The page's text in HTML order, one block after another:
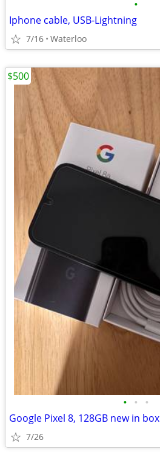
•
Iphone cable, USB-Lightning
7/16 Waterloo
• • •
Google Pixel 8, 128GB new in box
7/26
$500